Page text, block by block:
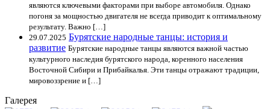
являются ключевыми факторами при выборе автомобиля. Однако
погоня за мощностью двигателя не всегда приводит к оптимальному
результату. Важно […]
29.07.2025 Бурятские народные танцы: история и
развитие Бурятские народные танцы являются важной частью
культурного наследия бурятского народа, коренного населения
Восточной Сибири и Прибайкалья. Эти танцы отражают традиции,
мировоззрение и […]
Галерея